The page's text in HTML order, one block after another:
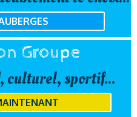
Groupe
culturel, sportif...